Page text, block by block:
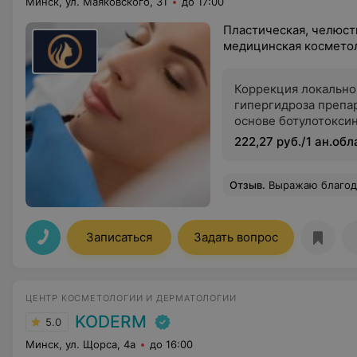
Пластическая,
медицинская
Коррекция
гипергидроза
основе
222,27 руб./1
Отзыв. Выражаю благодарность и восхищение работой Наталье Владимировне ! Очень довольна её профессионализмом,
Записаться Задать вопрос
ЦЕНТР КОСМЕТОЛОГИИ И ДЕРМАТОЛОГИИ
5.0 KODERM
Минск, ул. Щорса, 4а до 16:00